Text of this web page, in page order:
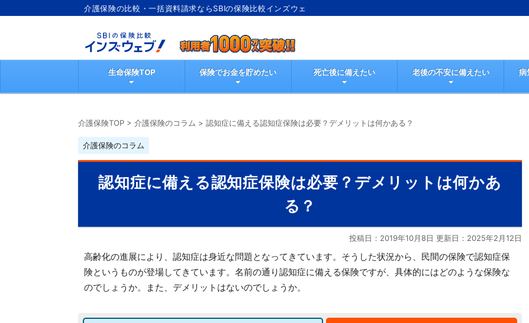
介護保険の比較・一括資料請求ならSBIの保険比較インズウェ
生命保険TOP 保険でお金を貯めたい 死亡後に備えたい 老後の不安に備えたい 病
介護保険TOP > 介護保険のコラム > 認知症に備える認知症保険は必要？デメリットは何かある？
介護保険のコラム
認知症に備える認知症保険は必要？デメリットは何かあ
る？
投稿日：2019年10月8日 更新日： 2025年2月12日
高齢化の進展により、認知症は身近な問題となってきています。そうした状況から、民間の保険で認知症保
険というものが登場してきています。名前の通り認知症に備える保険ですが、具体的にはどのような保険な
のでしょうか。また、デメリットはないのでしょうか。